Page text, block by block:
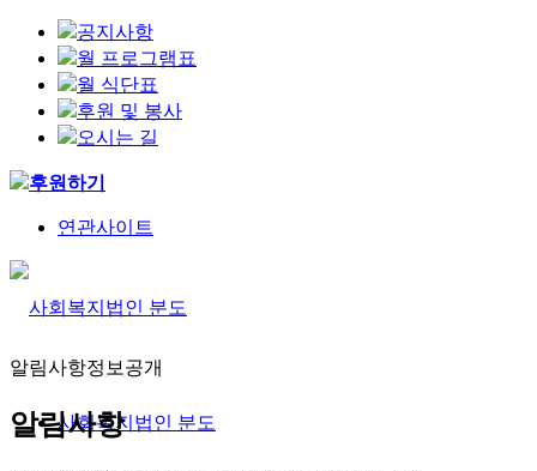
공지사항
월 프로그램표
월 식단표
후원 및 봉사
오시는 길
후원하기
연관사이트
사회복지법인 분도
알림사항정보공개
알림사항